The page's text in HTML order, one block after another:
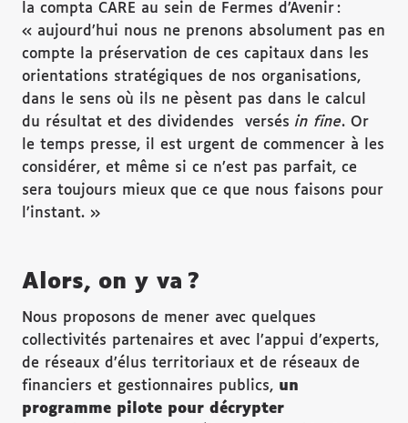
la compta CARE au sein de Fermes d’Avenir :
« aujourd’hui nous ne prenons absolument pas en
compte la préservation de ces capitaux dans les
orientations stratégiques de nos organisations,
dans le sens où ils ne pèsent pas dans le calcul
du résultat et des dividendes versés in fine. Or
le temps presse, il est urgent de commencer à les
considérer, et même si ce n’est pas parfait, ce
sera toujours mieux que ce que nous faisons pour
l’instant. »
Alors, on y va ?
Nous proposons de mener avec quelques
collectivités partenaires et avec l’appui d’experts,
de réseaux d’élus territoriaux et de réseaux de
financiers et gestionnaires publics, un
programme pilote pour décrypter